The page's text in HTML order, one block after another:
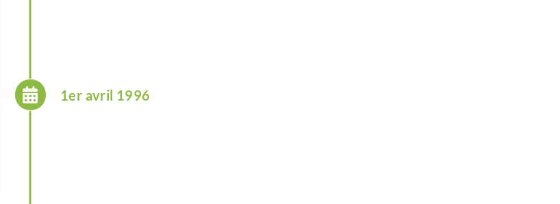
1er avril 1996